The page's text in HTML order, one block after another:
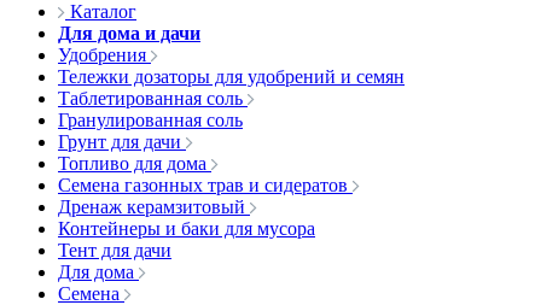
Каталог
Для дома и дачи
Удобрения
Тележки дозаторы для удобрений и семян
Таблетированная соль
Гранулированная соль
Грунт для дачи
Топливо для дома
Семена газонных трав и сидератов
Дренаж керамзитовый
Контейнеры и баки для мусора
Тент для дачи
Для дома
Семена